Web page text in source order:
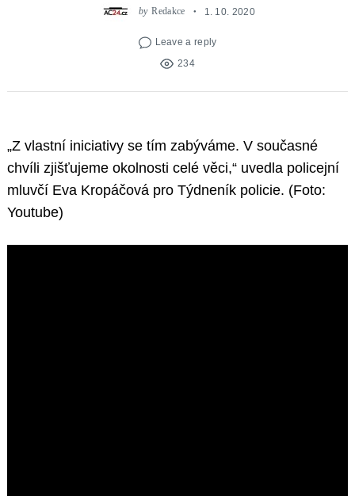
by Redakce 1. 10. 2020
Leave a reply
234
„Z vlastní iniciativy se tím zabýváme. V současné
chvíli zjišťujeme okolnosti celé věci,“ uvedla policejní
mluvčí Eva Kropáčová pro Týdneník policie. (Foto:
Youtube)